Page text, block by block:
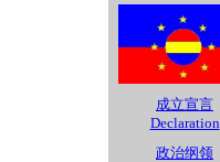
成立宣言
Declaration
政治纲领